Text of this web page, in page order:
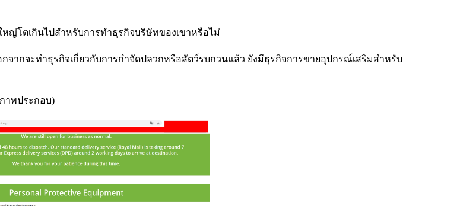
ญ่โตเกินไปสำหรับการทำธุรกิจบริษัทของเขาหรือไม่
ากจะทำธุรกิจเกี่ยวกับการกำจัดปลวกหรือสัตว์รบกวนแล้ว ยังมีธุรกิจการขายอุปกรณ์เสริมสำหรับ
าพประกอบ)